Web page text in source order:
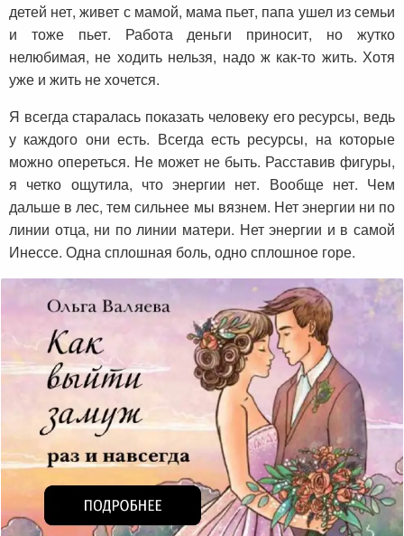
детей нет, живет с мамой, мама пьет, папа ушел из семьи
и тоже пьет. Работа деньги приносит, но жутко
нелюбимая, не ходить нельзя, надо ж как-то жить. Хотя
уже и жить не хочется.
Я всегда старалась показать человеку его ресурсы, ведь
у каждого они есть. Всегда есть ресурсы, на которые
можно опереться. Не может не быть. Расставив фигуры,
я четко ощутила, что энергии нет. Вообще нет. Чем
дальше в лес, тем сильнее мы вязнем. Нет энергии ни по
линии отца, ни по линии матери. Нет энергии и в самой
Инессе. Одна сплошная боль, одно сплошное горе.